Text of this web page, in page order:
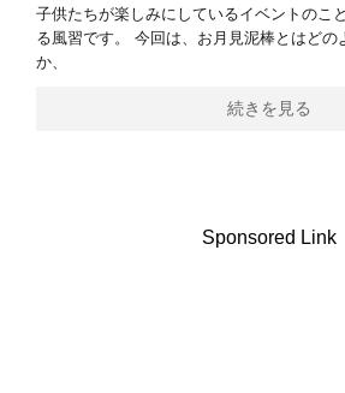
子供たちが楽しみにしているイベントのこ
る風習です。 今回は、お月見泥棒とはどの
か、
続きを見る
Sponsored Link